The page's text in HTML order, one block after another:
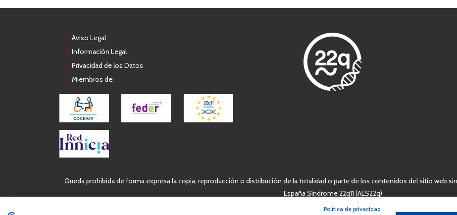
Aviso Legal
Información Legal
Privacidad de los Datos
Miembros de:
Queda prohibida de forma expresa la copia, reproducción o distribución de la totalidad o parte de los contenidos del sitio web
España Síndrome 22q11 (AES22q)
Política de privacidad